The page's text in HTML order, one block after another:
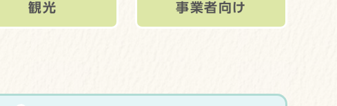
観光 事業者向け